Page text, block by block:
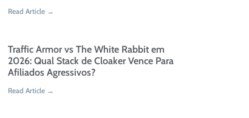
Read Article →
Traffic Armor vs The White Rabbit em
2026: Qual Stack de Cloaker Vence Para
Afiliados Agressivos?
Read Article →